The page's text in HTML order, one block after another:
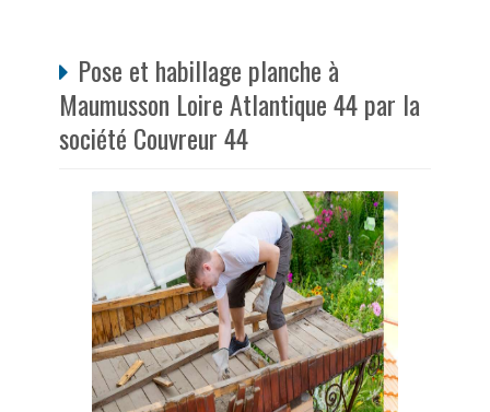
Pose et habillage planche à
Maumusson Loire Atlantique 44 par la
société Couvreur 44